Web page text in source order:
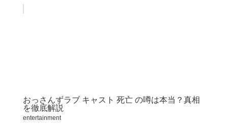
おっさんずラブ キャスト 死亡 の噂は本当？真相
を徹底解説
entertainment